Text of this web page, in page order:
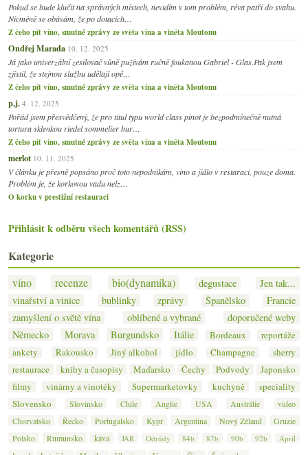
Pokud se bude klučit na správných místech, nevidím v tom problém, réva patří do svahu.
Nicméně se obávám, že po dotacích…
Z čeho pít víno, smutné zprávy ze světa vína a viněta Moutonu
Ondřej Marada 10. 12. 2025
Já jako univerzální zesilovač vůně pužívám ručně foukanou Gabriel - Glas.Pak jsem
zjistil, že stejnou službu udělají opě…
Z čeho pít víno, smutné zprávy ze světa vína a viněta Moutonu
p.j. 4. 12. 2025
Pořád jsem přesvědčený, že pro titul typu world class pinot je bezpodmínečně nutná
tortura sklenkou riedel sommelier bur…
Z čeho pít víno, smutné zprávy ze světa vína a viněta Moutonu
merlot 10. 11. 2025
V článku je přesně popsáno proč toto nepodnikám, víno a jídlo v restaraci, pouze doma.
Problém je, že korkovou vadu nelz…
O korku v prestižní restauraci
Přihlásit k odběru všech komentářů (RSS)
Kategorie
víno recenze bio(dynamika) degustace
Jen tak...
vinařství a vinice
bublinky zprávy Španělsko
Francie
zamyšlení o světě vína
oblíbené a vybrané
doporučené weby
Německo
Morava Burgundsko Itálie Bordeaux
reportáže
ankety
Rakousko Jiný alkohol jídlo Champagne
sherry
restaurace
knihy a časopisy Maďarsko Čechy Podvody
Japonsko
filmy
vinárny a vinotéky Supermarketovky kuchyně
speciality
Slovensko
Slovinsko Chile Anglie USA Austrálie
video
Chorvatsko
Řecko Portugalsko Kypr Argentina Nový Zéland
Gruzie
Polsko
Rumunsko káva JAR Odrůdy 84b 87b 90b 92b
Apríl